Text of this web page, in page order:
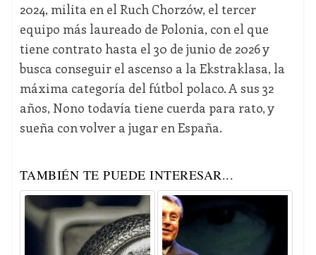
2024, milita en el Ruch Chorzów, el tercer
equipo más laureado de Polonia, con el que
tiene contrato hasta el 30 de junio de 2026 y
busca conseguir el ascenso a la Ekstraklasa, la
máxima categoría del fútbol polaco. A sus 32
años, Nono todavía tiene cuerda para rato, y
sueña con volver a jugar en España.
TAMBIÉN TE PUEDE INTERESAR...